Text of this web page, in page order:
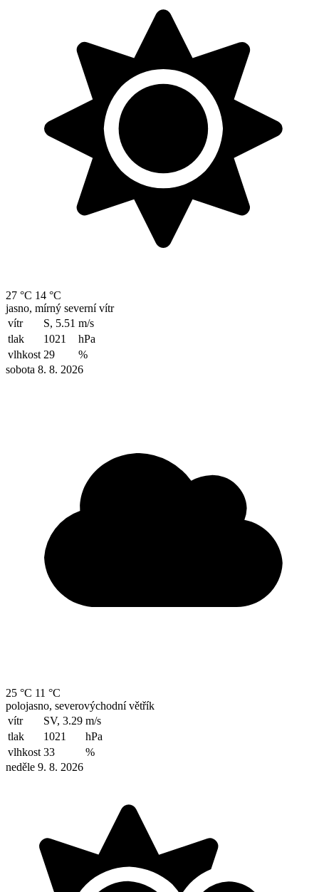
27 °C 14 °C
jasno, mírný severní vítr
vítr
S, 5.51 m/s
tlak
1021
hPa
vlhkost 29
%
sobota 8. 8. 2026
25 °C 11 °C
polojasno, severovýchodní větřík
vítr
SV, 3.29 m/s
tlak
1021
hPa
vlhkost 33
%
neděle 9. 8. 2026